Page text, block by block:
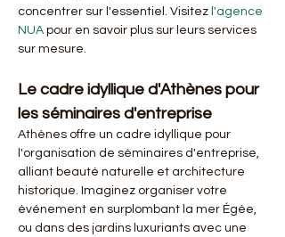
concentrer sur l'essentiel. Visitez l'agence
NUA pour en savoir plus sur leurs services
sur mesure.
Le cadre idyllique d'Athènes pour
les séminaires d'entreprise
Athènes offre un cadre idyllique pour
l'organisation de séminaires d'entreprise,
alliant beauté naturelle et architecture
historique. Imaginez organiser votre
événement en surplombant la mer Égée,
ou dans des jardins luxuriants avec une